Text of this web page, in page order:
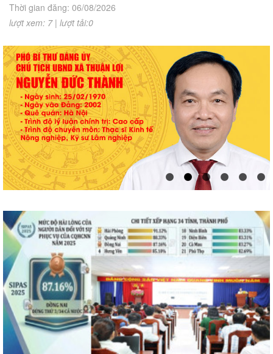
Thời gian đăng: 06/08/2026
lượt xem: 7 | lượt tải:0